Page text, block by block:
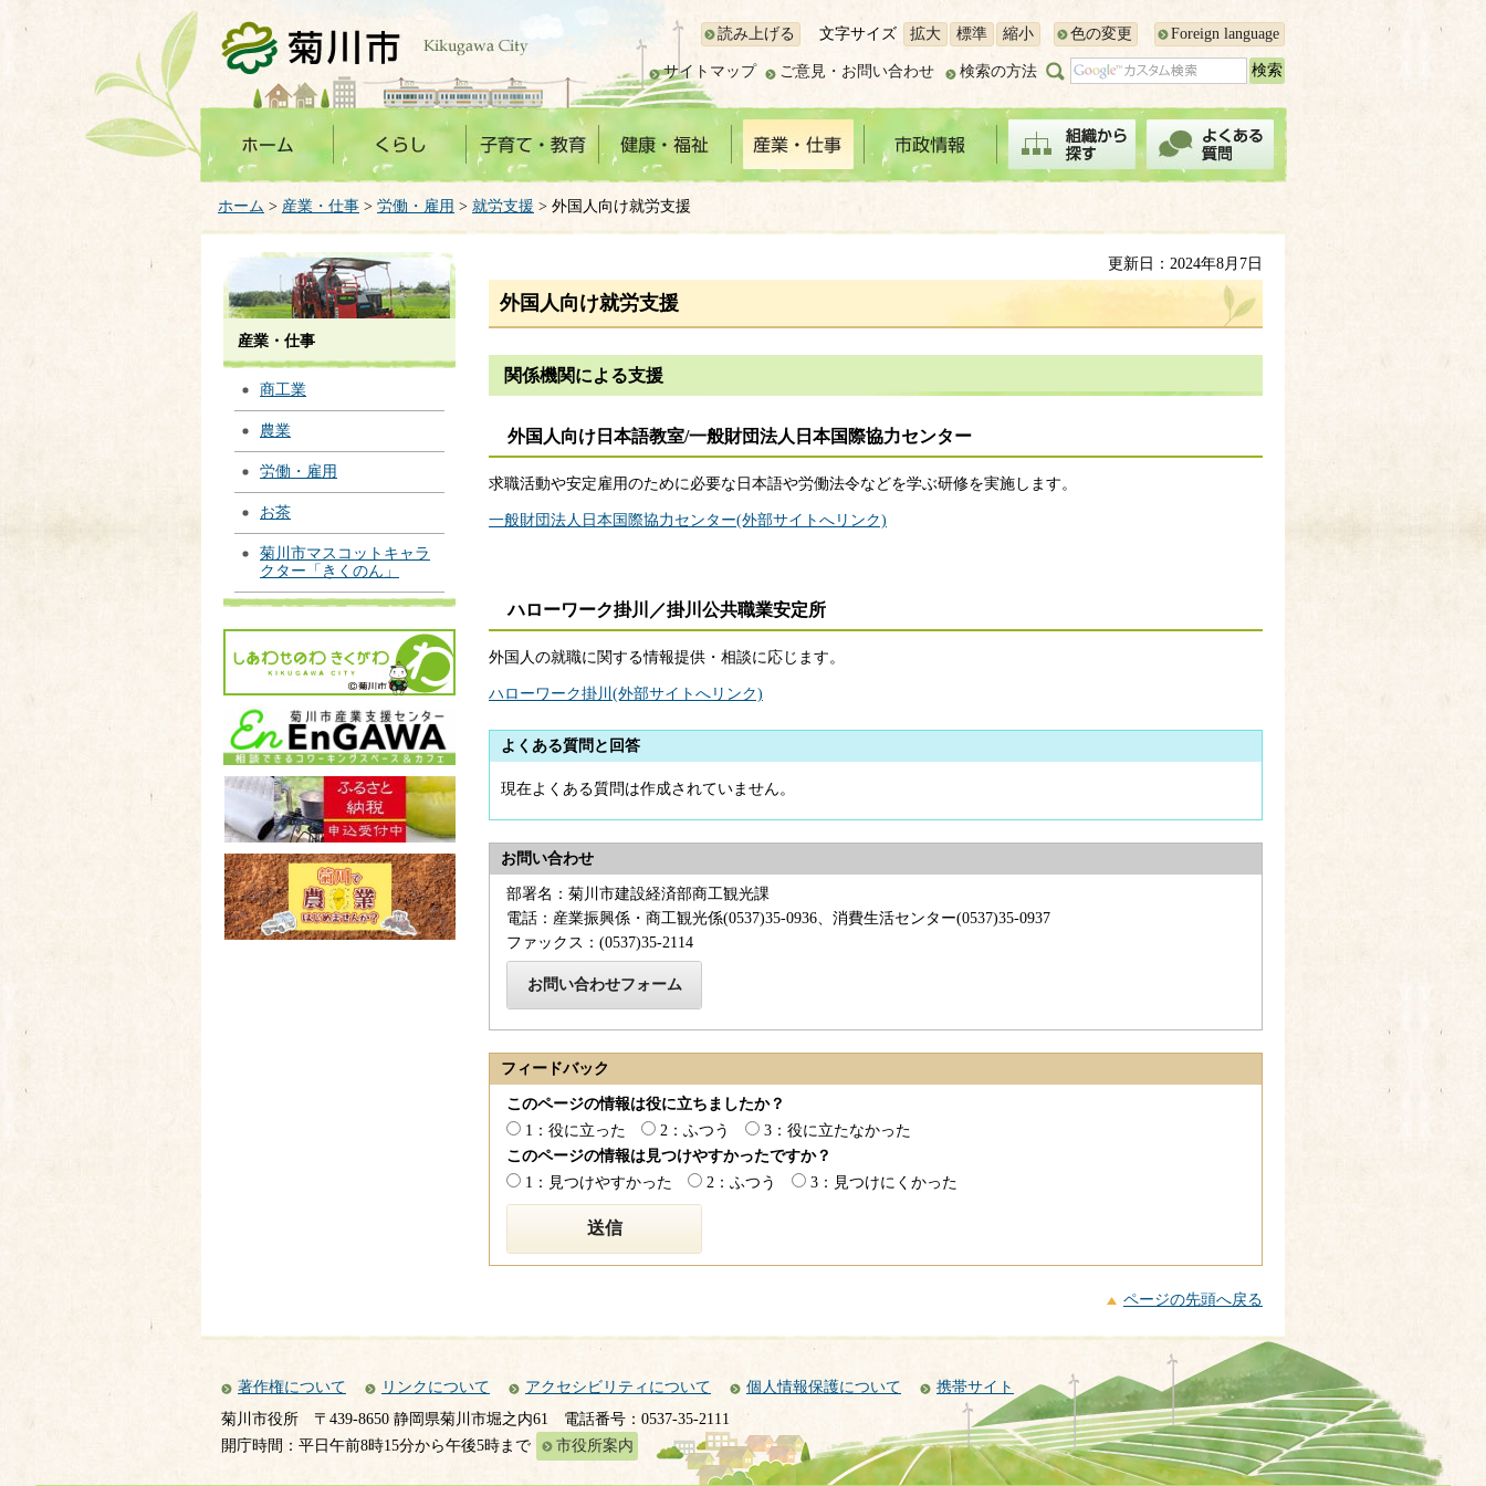
菊川市 読み上げる 文字サイズ 拡大 標準 縮小 色の変更 Foreign language
サイトマップ ご意見・お問い合わせ 検索の方法
ホーム > 産業・仕事 > 労働・雇用 > 就労支援 > 外国人向け就労支援
産業・仕事
商工業
農業
労働・雇用
お茶
菊川市マスコットキャラ
クター「きくのん」
更新日：2024年8月7日
外国人向け就労支援
関係機関による支援
外国人向け日本語教室/一般財団法人日本国際協力センター
求職活動や安定雇用のために必要な日本語や労働法令などを学ぶ研修を実施します。
一般財団法人日本国際協力センター(外部サイトへリンク)
ハローワーク掛川／掛川公共職業安定所
外国人の就職に関する情報提供・相談に応じます。
ハローワーク掛川(外部サイトへリンク)
よくある質問と回答
現在よくある質問は作成されていません。
お問い合わせ
部署名：菊川市建設経済部商工観光課
電話：産業振興係・商工観光係(0537)35-0936、消費生活センター(0537)35-0937
ファックス：(0537)35-2114
フィードバック
このページの情報は役に立ちましたか？
1：役に立った
2：ふつう
3：役に立たなかった
このページの情報は見つけやすかったですか？
1：見つけやすかった
2：ふつう 3：見つけにくかった
ページの先頭へ戻る
著作権について リンクについて アクセシビリティについて 個人情報保護について
携帯サイト
菊川市役所
〒439-8650 静岡県菊川市堀之内61
電話番号：0537-35-2111
開庁時間：平日午前8時15分から午後5時まで
市役所案内